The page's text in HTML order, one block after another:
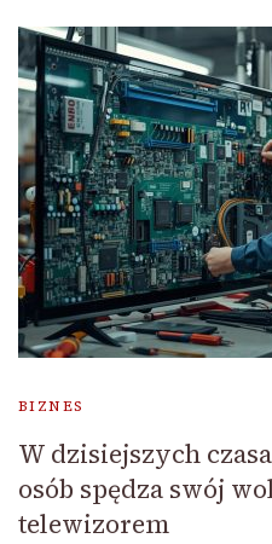
BIZNES
W dzisiejszych
osób spędza swój
telewizorem